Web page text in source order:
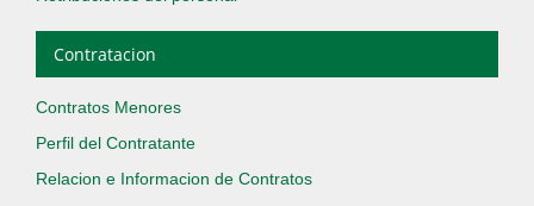
Contratacion
Contratos Menores
Perfil del Contratante
Relacion e Informacion de Contratos